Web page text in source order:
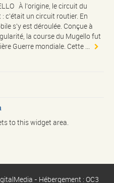
À l'origine, le circuit du
c'était un circuit routier. En
s'y est déroulée. Conçue à
la course du Mugello fut
Guerre mondiale. Cette ...
to this widget area.
- Hébergement : OC3